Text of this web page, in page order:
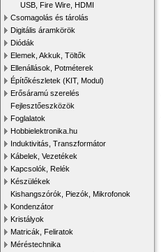
USB, Fire Wire, HDMI
Csomagolás és tárolás
Digitális áramkörök
Diódák
Elemek, Akkuk, Töltők
Ellenállások, Potméterek
Építőkészletek (KIT, Modul)
Erősáramú szerelés
Fejlesztőeszközök
Foglalatok
Hobbielektronika.hu
Induktivitás, Transzformátor
Kábelek, Vezetékek
Kapcsolók, Relék
Készülékek
Kishangszórók, Piezók, Mikrofonok
Kondenzátor
Kristályok
Matricák, Feliratok
Méréstechnika